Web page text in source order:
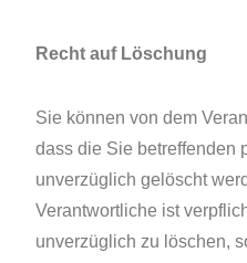
Recht auf Löschung
Sie können von dem
dass die Sie betreffenden
unverzüglich gelöscht
Verantwortliche ist
unverzüglich zu löschen,